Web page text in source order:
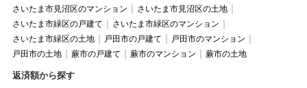
さいたま市見沼区のマンション
さいたま市見沼区の土地
さいたま市緑区の戸建て
さいたま市緑区のマンション
さいたま市緑区の土地
戸田市の戸建て
戸田市のマンション
戸田市の土地
蕨市の戸建て 蕨市のマンション 蕨市の土地
返済額から探す